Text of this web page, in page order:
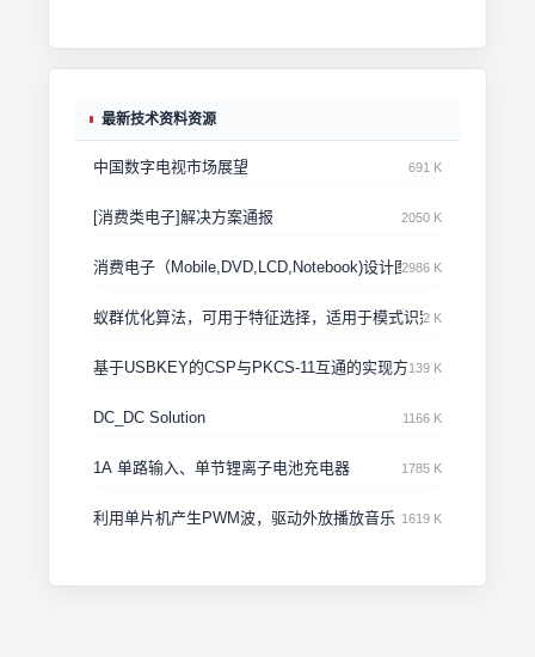
最新技术资料资源
中国数字电视市场展望 691 K
[消费类电子]解决方案通报 2050 K
消费电子（Mobile,DVD,LCD,Notebook)设计图解
2986 K
蚁群优化算法，可用于特征选择，适用于模式识别-
2 K
基于USBKEY的CSP与PKCS-11互通的实现方法139 K
DC_DC Solution 1166 K
1A 单路输入、单节锂离子电池充电器 1785 K
利用单片机产生PWM波，驱动外放播放音乐 1619 K